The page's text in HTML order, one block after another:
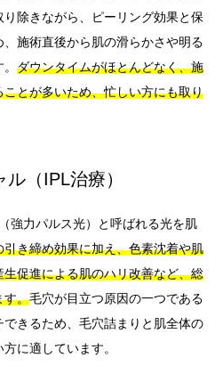
除きながら、ピーリング効果と保
施術直後から肌の滑らかさや明る
ダウンタイムがほとんどなく、施
とが多いため、忙しい方にも取り
（IPL治療）
強力パルス光）と呼ばれる光を肌
引き締め効果に加え、色素沈着や肌
促進による肌のハリ改善など、総
す。毛穴が目立つ原因の一つである
きるため、毛穴詰まりと肌全体の
に適しています。